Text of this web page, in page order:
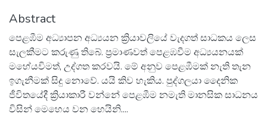
Abstract
පෙළඹීම අධ්‍යාපන අධ්‍යයන ක්‍රියාවලියේ වැදගත් සාධකය ලෙස
සැලකීමට කරුණු තිබේ. ප්‍රමාණවත් පෙළඹවීම අධ්‍යයනයක්
මහේයවිමත්, උද්ගත කරවයි. මේ අනුව පෙළඹීමක් නැති තැන
ඉගැනීමක් සිදු නොවේ. යයි කිව හැකිය. පුද්ගලයා දෛනික
ජීවිතයේදී ක්‍රියාකාරී වන්නේ පෙළඹීම නමැති මානසික සාධනය
විසින් මෙහෙය වන හෙයිනි....